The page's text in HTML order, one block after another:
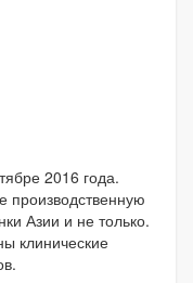
2016 года.
производственную
Азии и не только.
клинические